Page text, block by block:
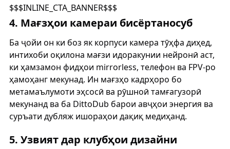
$$$INLINE_CTA_BANNER$$$
4. Мағзҳои камераи бисёртаносуб
Ба ҷойи он ки боз як корпуси камера тӯҳфа диҳед,
интихоби оқилона мағзи идоракунии нейронӣ аст,
ки ҳамзамон фидҳои mirrorless, телефон ва FPV-ро
ҳамоҳанг мекунад. Ин мағзҳо кадрҳоро бо
метамаълумоти эҳсосӣ ва рӯшноӣ тамғагузорӣ
мекунанд ва ба DittoDub барои авҷҳои энергия ва
суръати дубляж ишораҳои дақиқ медиҳанд.
5. Узвият дар клубҳои дизайни